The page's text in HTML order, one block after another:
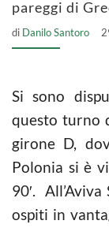
pareggi di
di Danilo Santoro
Si sono
questo turno
girone D,
Polonia si è
90′.
ospiti in